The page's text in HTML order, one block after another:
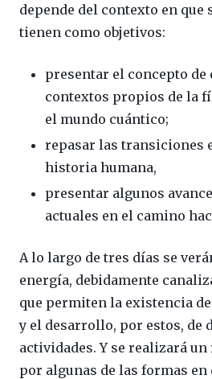
depende del contexto en que
tienen como objetivos:
presentar el concepto de
contextos propios de la
el mundo cuántico;
repasar las transiciones
historia humana,
presentar algunos
actuales en el camino
A lo largo de tres días se
energía, debidamente
que permiten la existencia
y el desarrollo, por estos, de
actividades. Y se realizará
por algunas de las formas en